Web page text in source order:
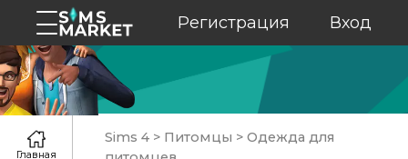
Регистрация Вход
Sims 4 > Питомцы > Одежда для
Главная